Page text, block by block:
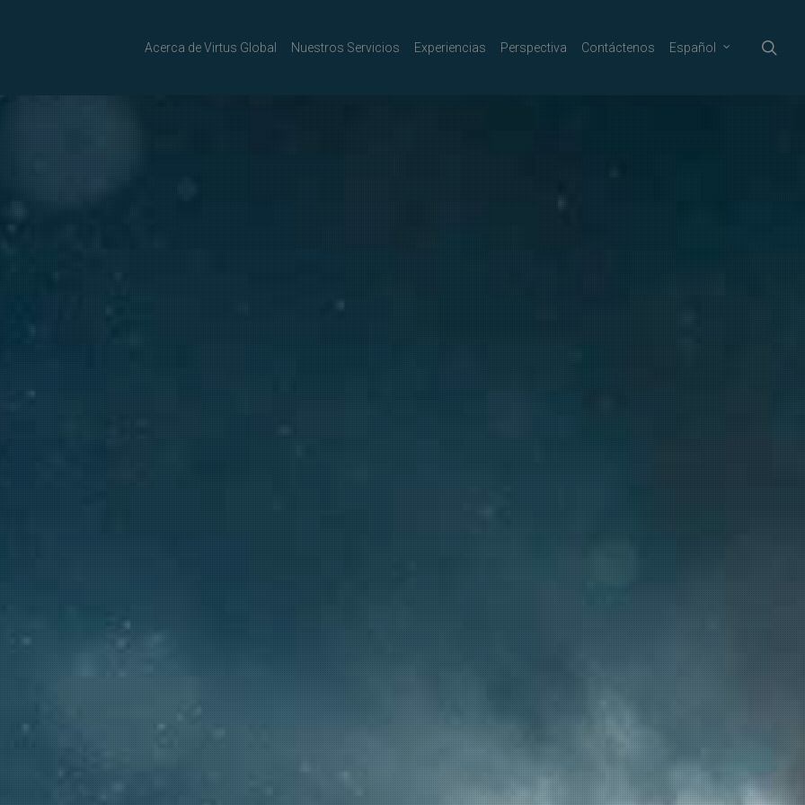
Acerca de Virtus Global Nuestros Servicios Experiencias Perspectiva Contáctenos Español